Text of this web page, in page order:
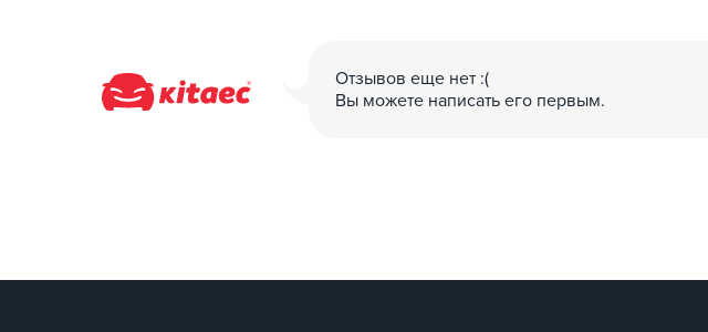
Отзывов еще нет :(
Вы можете написать его первым.